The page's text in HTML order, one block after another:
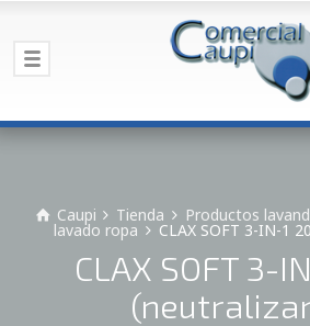
Caupi Tienda Productos
lavado ropa CLAX SOFT 3-IN-1
CLAX SOFT 3-